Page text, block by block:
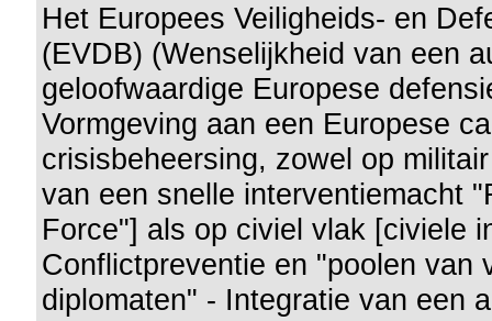
Het Europees Veiligheids- en
(EVDB) (Wenselijkheid van een
geloofwaardige Europese
Vormgeving aan een Europese
crisisbeheersing, zowel op
van een snelle interventiemacht
Force"] als op civiel vlak [civiele
Conflictpreventie en "poolen van
diplomaten" - Integratie van een